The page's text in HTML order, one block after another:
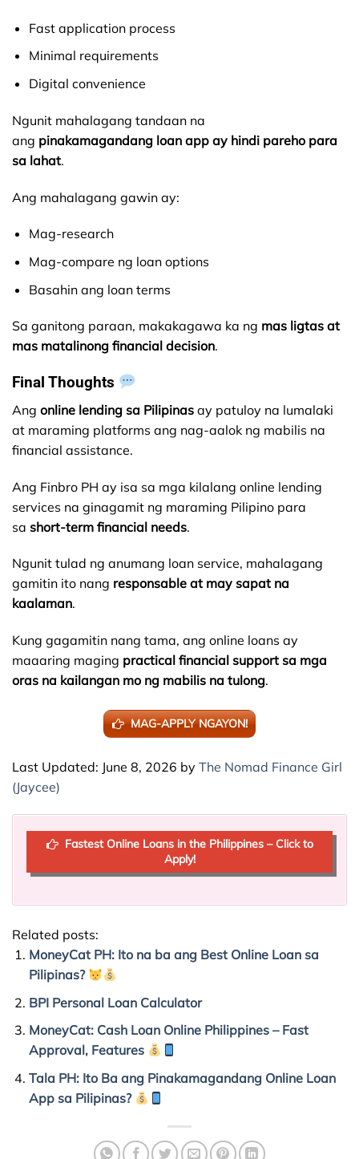
Fast application process
Minimal requirements
Digital convenience
Ngunit mahalagang tandaan na
ang pinakamagandang loan app ay hindi pareho para
sa lahat.
Ang mahalagang gawin ay:
Mag-research
Mag-compare ng loan options
Basahin ang loan terms
Sa ganitong paraan, makakagawa ka ng mas ligtas at
mas matalinong financial decision.
Final Thoughts
Ang online lending sa Pilipinas ay patuloy na lumalaki
at maraming platforms ang nag-aalok ng mabilis na
financial assistance.
Ang Finbro PH ay isa sa mga kilalang online lending
services na ginagamit ng maraming Pilipino para
sa short-term financial needs.
Ngunit tulad ng anumang loan service, mahalagang
gamitin ito nang responsable at may sapat na
kaalaman.
Kung gagamitin nang tama, ang online loans ay
maaaring maging practical financial support sa mga
oras na kailangan mo ng mabilis na tulong.
MAG-APPLY NGAYON!
Last Updated: June 8, 2026 by The Nomad Finance Girl
(Jaycee)
Fastest Online Loans in the Philippines – Click to
Apply!
Related posts:
MoneyCat PH: Ito na ba ang Best Online Loan sa
Pilipinas?
BPI Personal Loan Calculator
MoneyCat: Cash Loan Online Philippines – Fast
Approval, Features
Tala PH: Ito Ba ang Pinakamagandang Online Loan
App sa Pilipinas?